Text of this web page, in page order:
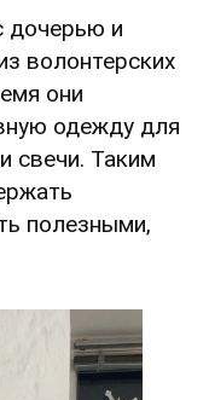
дочерью и
волонтерских
они
одежду для
свечи. Таким
полезными,